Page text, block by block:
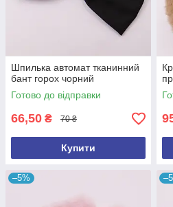
Шпилька автомат тканинний
бант горох чорний
Готово до відправки
66,50 ₴ 70 ₴
Купити
–5%